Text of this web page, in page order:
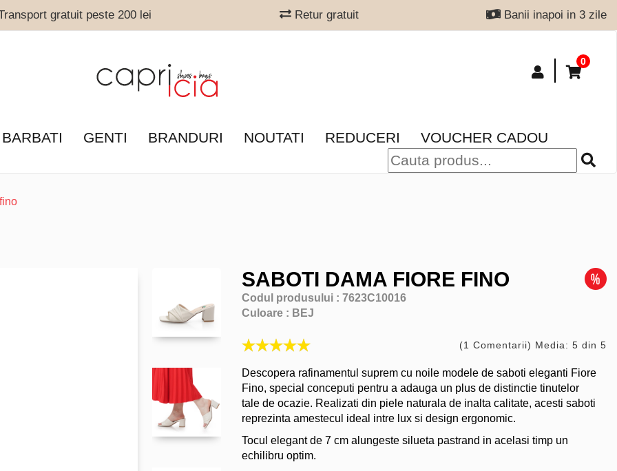
gratuit peste 200 lei Retur gratuit Banii inapoi in 3 zile
0
GENTI BRANDURI NOUTATI REDUCERI VOUCHER CADOU
SABOTI DAMA FIORE FINO
Codul produsului : 7623C10016
Culoare : BEJ
(1 Comentarii) Media: 5 din 5
Descopera rafinamentul suprem cu noile modele de saboti eleganti Fiore
Fino, special conceputi pentru a adauga un plus de distinctie tinutelor
tale de ocazie. Realizati din piele naturala de inalta calitate, acesti saboti
reprezinta amestecul ideal intre lux si design ergonomic.
Tocul elegant de 7 cm alungeste silueta pastrand in acelasi timp un
echilibru optim.